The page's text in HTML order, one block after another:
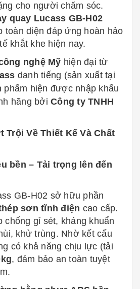
cho người chăm sóc.
quay Lucass GB-H02
toàn diện đáp ứng hoàn hảo
khắt khe hiện nay.
nghệ Mỹ hiện đại từ
danh tiếng (sản xuất tại
phẩm hiện được nhập khẩu
hãng bởi Công ty TNHH
Trội Về Thiết Kế Và Chất
bền – Tải trọng lên đến
GB-H02 sở hữu phần
sơn tĩnh điện cao cấp.
chống gỉ sét, kháng khuẩn
khử trùng. Nhờ kết cấu
có khả năng chịu lực (tải
, đảm bảo an toàn tuyệt